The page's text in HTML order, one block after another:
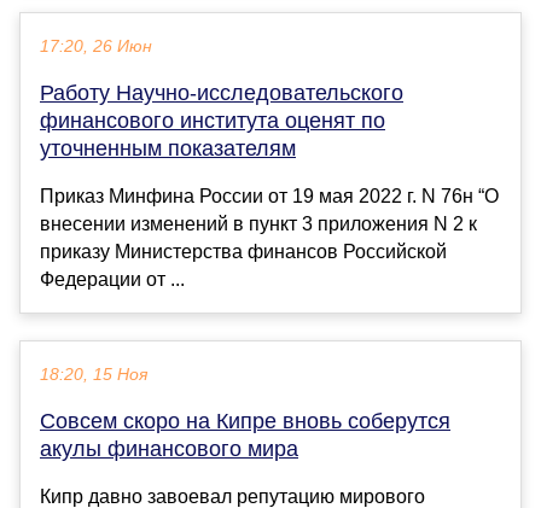
17:20, 26 Июн
Работу Научно-исследовательского
финансового института оценят по
уточненным показателям
Приказ Минфина России от 19 мая 2022 г. N 76н “О
внесении изменений в пункт 3 приложения N 2 к
приказу Министерства финансов Российской
Федерации от ...
18:20, 15 Ноя
Совсем скоро на Кипре вновь соберутся
акулы финансового мира
Кипр давно завоевал репутацию мирового